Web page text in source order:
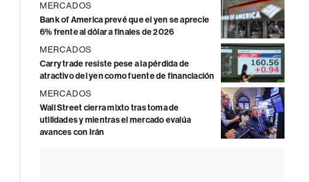
MERCADOS
Bank of America prevé que el yen se aprecie
6% frente al dólar a finales de 2026
MERCADOS
Carry trade resiste pese a la pérdida de
atractivo del yen como fuente de financiación
MERCADOS
Wall Street cierra mixto tras toma de
utilidades y mientras el mercado evalúa
avances con Irán